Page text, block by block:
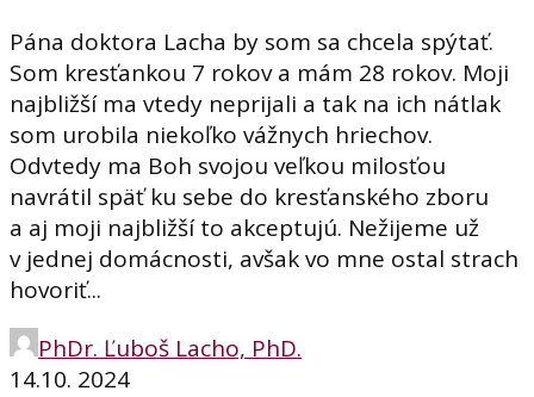
Pána doktora Lacha by som sa chcela spýtať.
Som kresťankou 7 rokov a mám 28 rokov. Moji
najbližší ma vtedy neprijali a tak na ich nátlak
som urobila niekoľko vážnych hriechov.
Odvtedy ma Boh svojou veľkou milosťou
navrátil späť ku sebe do kresťanského zboru
a aj moji najbližší to akceptujú. Nežijeme už
v jednej domácnosti, avšak vo mne ostal strach
hovoriť...
PhDr. Ľuboš Lacho, PhD.
14.10. 2024